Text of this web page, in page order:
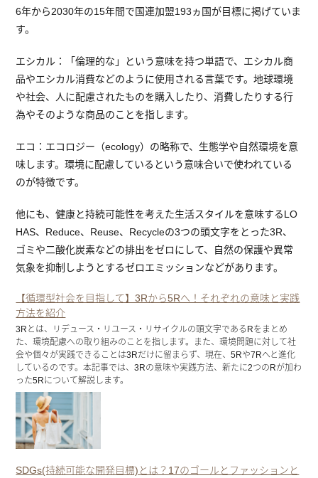
6年から2030年の15年間で国連加盟193ヵ国が目標に掲げていま
す。
エシカル：「倫理的な」という意味を持つ単語で、エシカル商
品やエシカル消費などのように使用される言葉です。地球環境
や社会、人に配慮されたものを購入したり、消費したりする行
為やそのような商品のことを指します。
エコ：エコロジー（ecology）の略称で、生態学や自然環境を意
味します。環境に配慮しているという意味合いで使われている
のが特徴です。
他にも、健康と持続可能性を考えた生活スタイルを意味するLO
HAS、Reduce、Reuse、Recycleの3つの頭文字をとった3R、
ゴミや二酸化炭素などの排出をゼロにして、自然の保護や異常
気象を抑制しようとするゼロエミッションなどがあります。
【循環型社会を目指して】3Rから5Rへ！それぞれの意味と実践
方法を紹介
3Rとは、リデュース・リユース・リサイクルの頭文字であるRをまとめ
た、環境配慮への取り組みのことを指します。また、環境問題に対して社
会や個々が実践できることは3Rだけに留まらず、現在、5Rや7Rへと進化
しているのです。本記事では、3Rの意味や実践方法、新たに2つのRが加わ
った5Rについて解説します。
SDGs(持続可能な開発目標)とは？17のゴールとファッションと